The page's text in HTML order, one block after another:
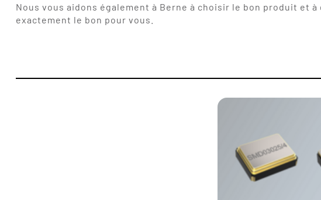
Nous vous aidons également à Berne à choisir le bon produit et
exactement le bon pour vous.